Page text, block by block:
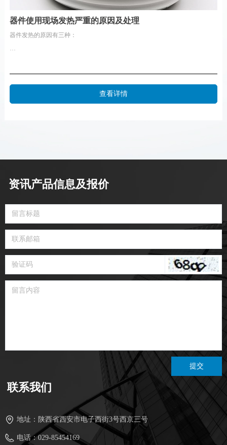
查看详情
器件使用现场发热严重的原因及处理
器件发热的原因有三种：
1.1器件选择时电流额定偏小；属选型问题，需改动设计并更换设计要求电流
的器件；
地址： 陕西省西安市电子西街3号西京三号
电话：029-85454169
联系我们
资讯产品信息及报价
提交